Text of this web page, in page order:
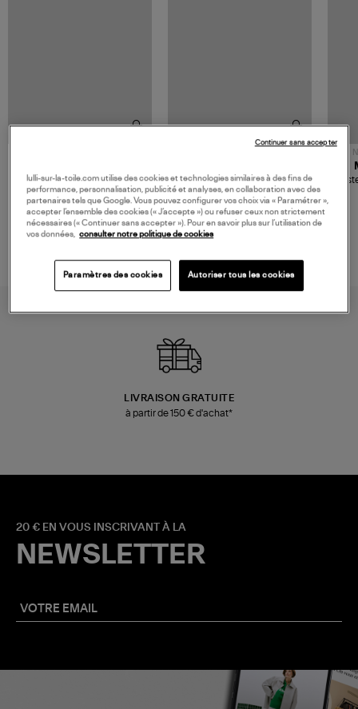
480,00 €
Sac Bobi S Cuir Lamé
Champagne
189,00 €
Mocassins Killian Sport
Mousse
LIVRAISON GRATUITE
à partir de 150 € d'achat*
20 € EN VOUS INSCRIVANT À LA
NEWSLETTER
lulli-sur-la-toile.com utilise des cookies et technologies similaires à des fins de
performance, personnalisation, publicité et analyses, en collaboration avec des
partenaires tels que Google. Vous pouvez configurer vos choix via « Paramétrer »,
accepter l’ensemble des cookies (« J’accepte ») ou refuser ceux non strictement
nécessaires (« Continuer sans accepter »). Pour en savoir plus sur l’utilisation de
vos données,
consulter notre politique de cookies
Paramètres des cookies Autoriser tous les cookies
Continuer sans accepter